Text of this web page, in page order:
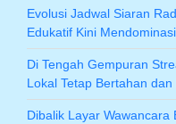
Evolusi Jadwal Siaran
Edukatif Kini
Di Tengah Gempuran
Lokal Tetap Bertahan
Dibalik Layar Wawancara